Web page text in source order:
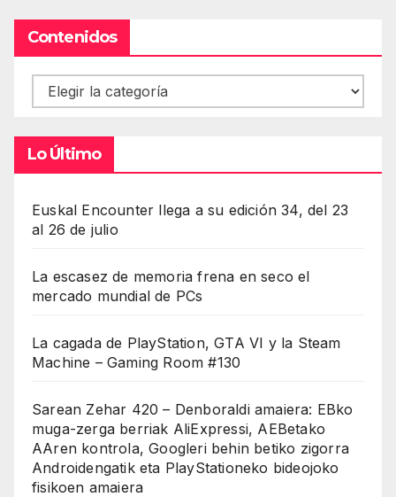
Contenidos
Contenidos
Lo Último
Euskal Encounter llega a su edición 34, del 23
al 26 de julio
La escasez de memoria frena en seco el
mercado mundial de PCs
La cagada de PlayStation, GTA VI y la Steam
Machine – Gaming Room #130
Sarean Zehar 420 – Denboraldi amaiera: EBko
muga-zerga berriak AliExpressi, AEBetako
AAren kontrola, Googleri behin betiko zigorra
Androidengatik eta PlayStationeko bideojoko
fisikoen amaiera